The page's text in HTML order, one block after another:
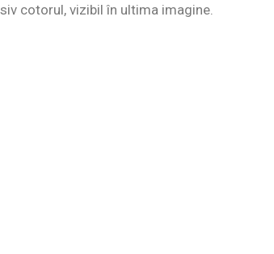
cotorul, vizibil în ultima imagine.